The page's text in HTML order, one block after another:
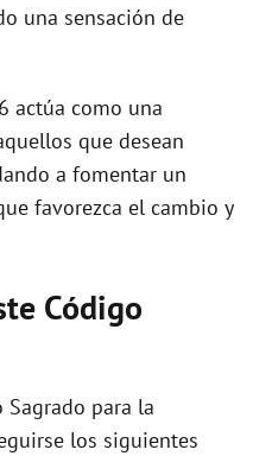
una sensación de
actúa como una
que desean
a fomentar un
favorezca el cambio y
Código
Sagrado para la
los siguientes